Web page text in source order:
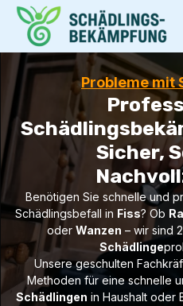
Probleme mit
Sicher,
Benötigen Sie schnelle und
Schädlingsbefall in Fiss? Ob
oder Wanzen – wir sind
Schädlinge
Unsere geschulten
Methoden für eine schnelle
Schädlingen in Haushalt oder